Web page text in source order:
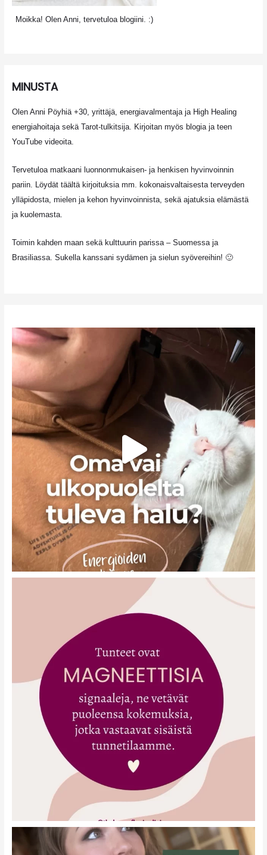
Moikka! Olen Anni, tervetuloa blogiini. :)
MINUSTA
Olen Anni Pöyhiä +30, yrittäjä, energiavalmentaja ja High Healing
energiahoitaja sekä Tarot-tulkitsija. Kirjoitan myös blogia ja teen
YouTube videoita.
Tervetuloa matkaani luonnonmukaisen- ja henkisen hyvinvoinnin
pariin. Löydät täältä kirjoituksia mm. kokonaisvaltaisesta terveyden
ylläpidosta, mielen ja kehon hyvinvoinnista, sekä ajatuksia elämästä
ja kuolemasta.
Toimin kahden maan sekä kulttuurin parissa – Suomessa ja
Brasiliassa. Sukella kanssani sydämen ja sielun syövereihin! 🙂